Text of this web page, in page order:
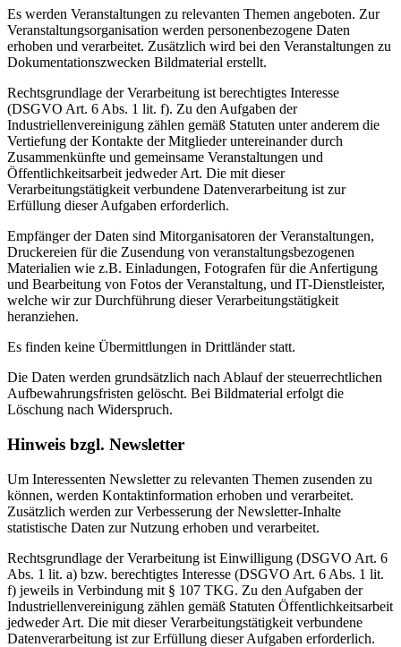
Es werden Veranstaltungen zu relevanten Themen angeboten. Zur
Veranstaltungsorganisation werden personenbezogene Daten
erhoben und verarbeitet. Zusätzlich wird bei den Veranstaltungen zu
Dokumentationszwecken Bildmaterial erstellt.
Rechtsgrundlage der Verarbeitung ist berechtigtes Interesse
(DSGVO Art. 6 Abs. 1 lit. f). Zu den Aufgaben der
Industriellenvereinigung zählen gemäß Statuten unter anderem die
Vertiefung der Kontakte der Mitglieder untereinander durch
Zusammenkünfte und gemeinsame Veranstaltungen und
Öffentlichkeitsarbeit jedweder Art. Die mit dieser
Verarbeitungstätigkeit verbundene Datenverarbeitung ist zur
Erfüllung dieser Aufgaben erforderlich.
Empfänger der Daten sind Mitorganisatoren der Veranstaltungen,
Druckereien für die Zusendung von veranstaltungsbezogenen
Materialien wie z.B. Einladungen, Fotografen für die Anfertigung
und Bearbeitung von Fotos der Veranstaltung, und IT-Dienstleister,
welche wir zur Durchführung dieser Verarbeitungstätigkeit
heranziehen.
Es finden keine Übermittlungen in Drittländer statt.
Die Daten werden grundsätzlich nach Ablauf der steuerrechtlichen
Aufbewahrungsfristen gelöscht. Bei Bildmaterial erfolgt die
Löschung nach Widerspruch.
Hinweis bzgl. Newsletter
Um Interessenten Newsletter zu relevanten Themen zusenden zu
können, werden Kontaktinformation erhoben und verarbeitet.
Zusätzlich werden zur Verbesserung der Newsletter-Inhalte
statistische Daten zur Nutzung erhoben und verarbeitet.
Rechtsgrundlage der Verarbeitung ist Einwilligung (DSGVO Art. 6
Abs. 1 lit. a) bzw. berechtigtes Interesse (DSGVO Art. 6 Abs. 1 lit.
f) jeweils in Verbindung mit § 107 TKG. Zu den Aufgaben der
Industriellenvereinigung zählen gemäß Statuten Öffentlichkeitsarbeit
jedweder Art. Die mit dieser Verarbeitungstätigkeit verbundene
Datenverarbeitung ist zur Erfüllung dieser Aufgaben erforderlich.